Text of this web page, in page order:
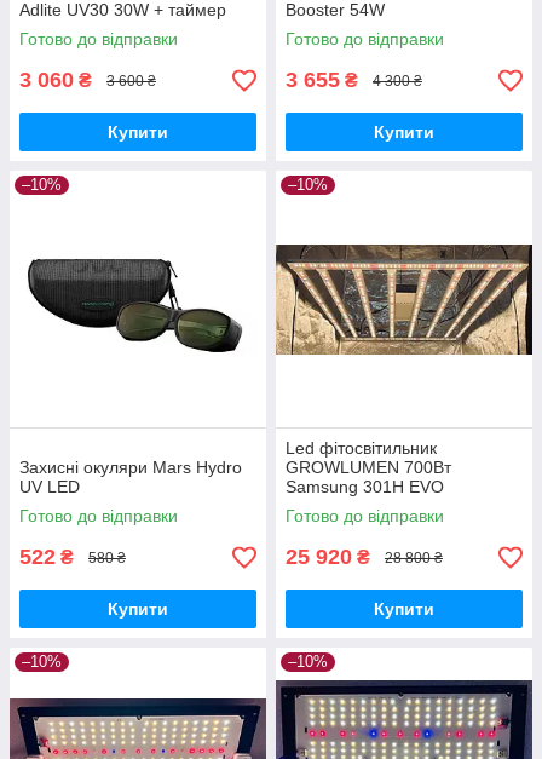
Adlite UV30 30W + таймер
Готово до відправки
3 060 ₴ 3 600 ₴
Купити
Booster 54W
Готово до відправки
3 655 ₴ 4 300 ₴
Купити
–10%
Захисні окуляри Mars Hydro
UV LED
Готово до відправки
522 ₴ 580 ₴
Купити
–10%
Led фітосвітильник
GROWLUMEN 700Вт
Samsung 301H EVO
Готово до відправки
25 920 ₴ 28 800 ₴
Купити
–10% –10%